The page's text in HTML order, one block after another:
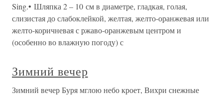
Sing.• Шляпка 2 – 10 см в диаметре, гладкая, голая,
слизистая до слабоклейкой, желтая, желто-оранжевая или
желто-коричневая с ржаво-оранжевым центром и
(особенно во влажную погоду) с
Зимний вечер
Зимний вечер Буря мглою небо кроет, Вихри снежные